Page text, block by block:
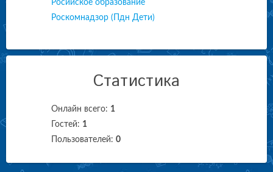
Росийское образование
Роскомнадзор (Пдн Дети)
Статистика
Онлайн всего: 1
Гостей: 1
Пользователей: 0